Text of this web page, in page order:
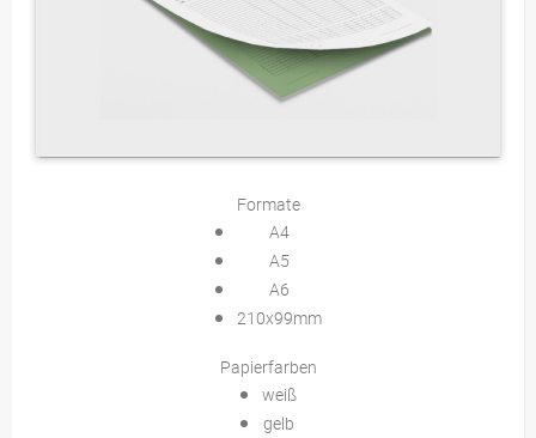
Formate
A4
A5
A6
210x99mm
Papierfarben
weiß
gelb